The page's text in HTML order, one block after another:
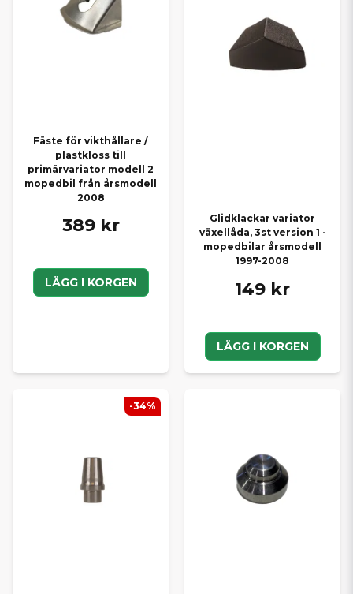
Fäste för vikthållare /
plastkloss till
primärvariator modell 2
mopedbil från årsmodell
2008
389 kr
LÄGG I KORGEN
Glidklackar variator
växellåda, 3st version 1 -
mopedbilar årsmodell
1997-2008
149 kr
LÄGG I KORGEN
-34%